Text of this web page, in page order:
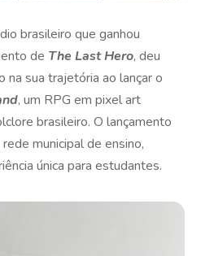
brasileiro que ganhou
de The Last Hero, deu
na sua trajetória ao lançar o
, um RPG em pixel art
brasileiro. O lançamento
municipal de ensino,
única para estudantes.